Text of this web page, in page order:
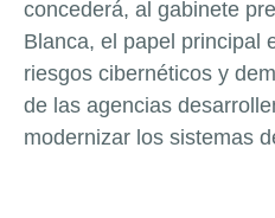
concederá, al gabinete
Blanca, el papel principal
riesgos cibernéticos y
de las agencias
modernizar los sistemas